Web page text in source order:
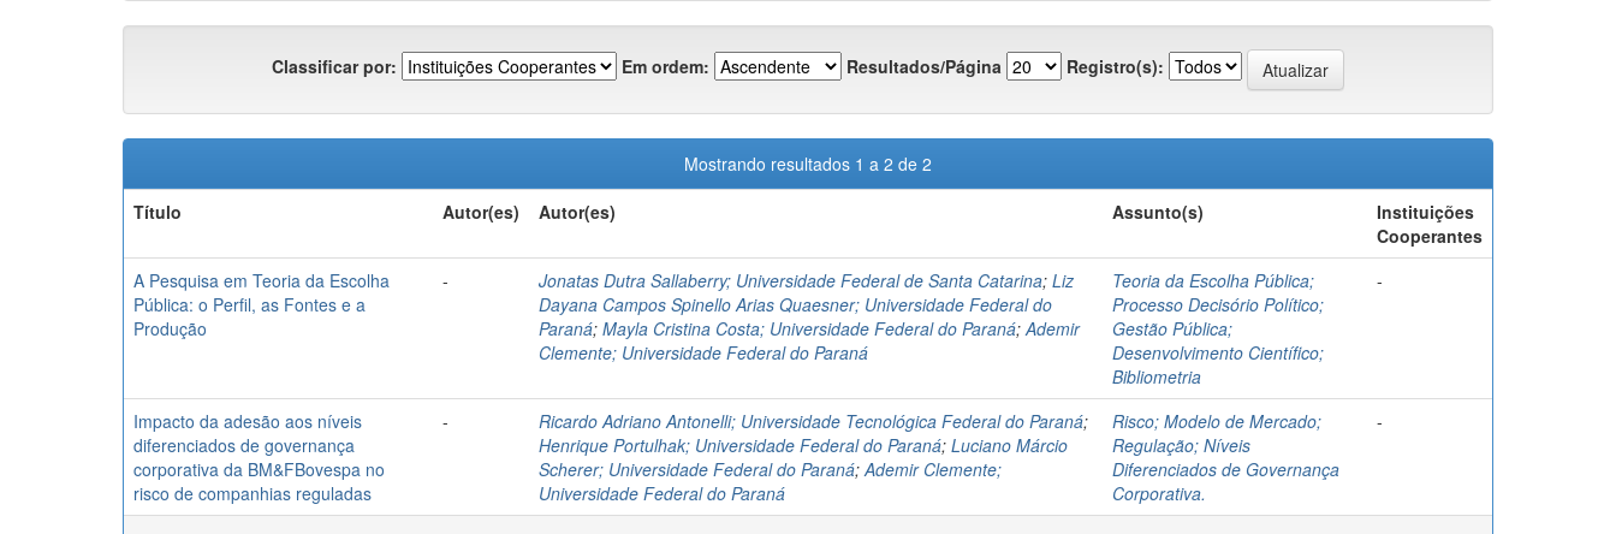
Classificar por: Em ordem: Resultados/Página Registro(s):
Mostrando resultados 1 a 2 de 2
Título
Autor(es) Autor(es) Assunto(s)
Instituições
Cooperantes
A Pesquisa em Teoria da Escolha
Pública: o Perfil, as Fontes e a
Produção
- Jonatas Dutra Sallaberry; Universidade Federal de Santa Catarina; Liz
Dayana Campos Spinello Arias Quaesner; Universidade Federal do
Paraná; Mayla Cristina Costa; Universidade Federal do Paraná; Ademir
Clemente; Universidade Federal do Paraná
Teoria da Escolha Pública;
Processo Decisório Político;
Gestão Pública;
Desenvolvimento Científico;
Bibliometria
-
Impacto da adesão aos níveis
diferenciados de governança
corporativa da BM&FBovespa no
risco de companhias reguladas
- Ricardo Adriano Antonelli; Universidade Tecnológica Federal do Paraná;
Henrique Portulhak; Universidade Federal do Paraná; Luciano Márcio
Scherer; Universidade Federal do Paraná; Ademir Clemente;
Universidade Federal do Paraná
Risco; Modelo de Mercado;
Regulação; Níveis
Diferenciados de Governança
Corporativa.
-